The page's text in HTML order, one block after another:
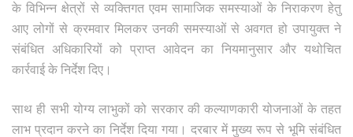
के विभिन्न क्षेत्रों से व्यक्तिगत एवम सामाजिक समस्याओं के निराकरण हेतु
आए लोगों से क्रमवार मिलकर उनकी समस्याओं से अवगत हो उपायुक्त ने
संबंधित अधिकारियों को प्राप्त आवेदन का नियमानुसार और यथोचित
कार्रवाई के निर्देश दिए।
साथ ही सभी योग्य लाभुकों को सरकार की कल्याणकारी योजनाओं के तहत
लाभ प्रदान करने का निर्देश दिया गया। दरबार में मुख्य रूप से भूमि संबंधित